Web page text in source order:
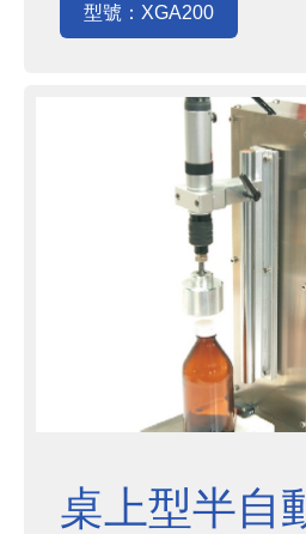
型號：XGA200
桌上型半自